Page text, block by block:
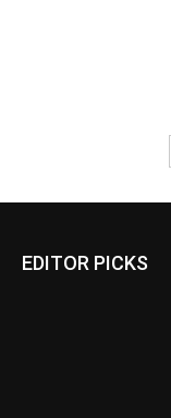
EDITOR PICKS